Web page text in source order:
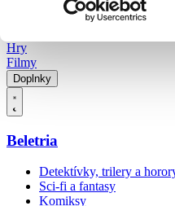
Hry
Filmy
Doplnky
Beletria
Detektívky, trilery a
Sci-fi a fantasy
Komiksy